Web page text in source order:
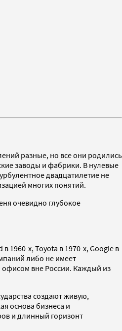
разные, но все они родились
заводы и фабрики. В нулевые
двадцатилетие не
многих понятий.
очевидно глубокое
1960-х, Toyota в 1970-х, Google в
либо не имеет
офисом вне России. Каждый из
создают живую,
основа бизнеса и
и длинный горизонт